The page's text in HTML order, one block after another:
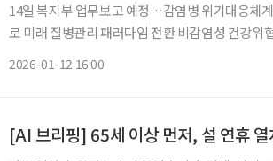
14일 복지부 업무보고 예정…감염병 위기대응체
로 미래 질병관리 패러다임 전환 비감염성 건강
2026-01-12 16:00
[AI 브리핑] 65세 이상 먼저, 설 연휴